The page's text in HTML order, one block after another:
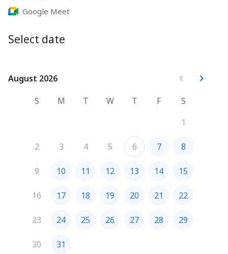
Google Meet
Select date
August 2026
August 2026
S
M T W T F
S
1
2 3 4 5 6 7 8
9 10 11 12 13 14 15
16 17 18 19 20 21 22
23 24 25 26 27 28 29
30 31